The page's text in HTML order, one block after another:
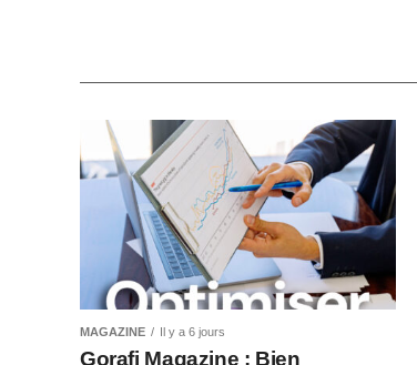
MAGAZINE Il y a 6 jours
Gorafi Magazine : Bien